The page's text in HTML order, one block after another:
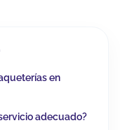
en
adecuado?